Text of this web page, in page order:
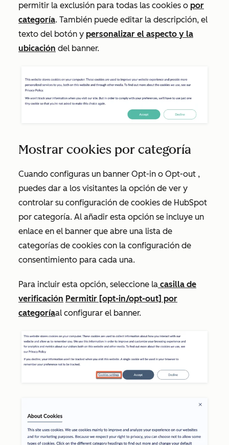
permitir la exclusión para todas las cookies o por
categoría. También puede editar la descripción, el
texto del botón y personalizar el aspecto y la
ubicación del banner.
Mostrar cookies por categoría
Cuando configuras un banner Opt-in o Opt-out ,
puedes dar a los visitantes la opción de ver y
controlar su configuración de cookies de HubSpot
por categoría. Al añadir esta opción se incluye un
enlace en el banner que abre una lista de
categorías de cookies con la configuración de
consentimiento para cada una.
Para incluir esta opción, seleccione la casilla de
verificación Permitir [opt-in/opt-out] por
categoríaal configurar el banner.